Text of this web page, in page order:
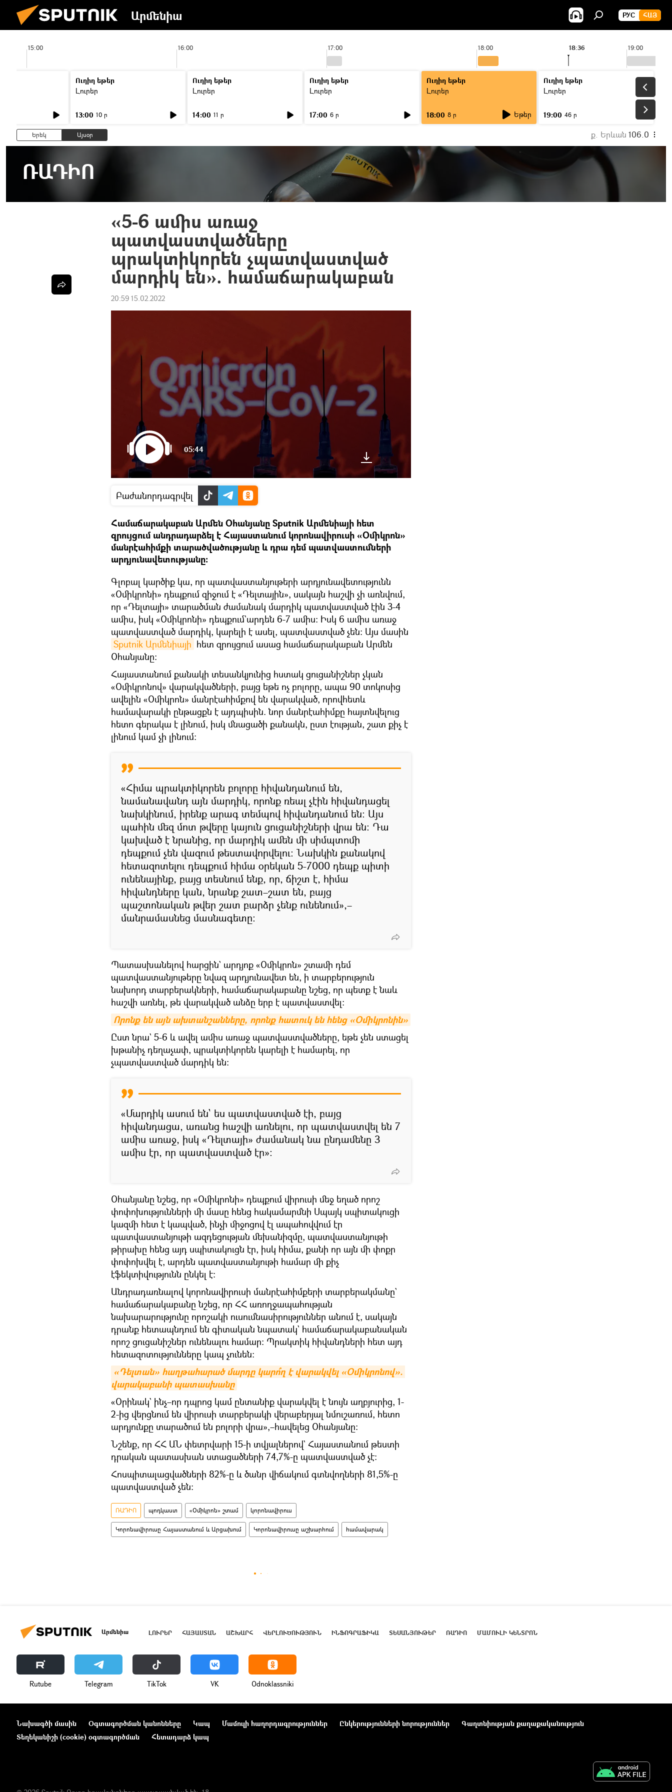
Արմենիա РУС ՀԱՅ
15:00 16:00 17:00 18:00 19:00
18:36
Ուղիղ եթեր
Լուրեր
13:00 10 ր
Ուղիղ եթեր
Լուրեր
14:00 11 ր
Ուղիղ եթեր
Լուրեր
17:00 6 ր
Ուղիղ եթեր
Լուրեր
18:00 8 ր Եթեր
Ուղիղ եթեր
Լուրեր
19:00 46 ր
Երեկ Այսօր ք. Երևան 106.0
ՌԱԴԻՈ
«5-6 ամիս առաջ
պատվաստվածները
պրակտիկորեն չպատվաստված
մարդիկ են». համաճարակաբան
20:59 15.02.2022
05:44
Բաժանորդագրվել
Համաճարակաբան Արմեն Օհանյանը Sputnik Արմենիայի հետ
զրույցում անդրադարձել է Հայաստանում կորոնավիրուսի «Օմիկրոն»
մանրէահիմքի տարածվածությանը և դրա դեմ պատվաստումների
արդյունավետությանը։
Գլոբալ կարծիք կա, որ պատվաստանյութերի արդյունավետությունն
«Օմիկրոնի» դեպքում զիջում է «Դելտային», սակայն հաշվի չի առնվում,
որ «Դելտայի» տարածման ժամանակ մարդիկ պատվաստված էին 3-4
ամիս, իսկ «Օմիկրոնի» դեպքում`արդեն 6-7 ամիս։ Իսկ 6 ամիս առաջ
պատվաստված մարդիկ, կարելի է ասել, պատվաստված չեն։ Այս մասին
Sputnik Արմենիայի հետ զրույցում ասաց համաճարակաբան Արմեն
Օհանյանը։
Հայաստանում քանակի տեսանկյունից հստակ ցուցանիշներ չկան
«Օմիկրոնով» վարակվածների, բայց եթե ոչ բոլորը, ապա 90 տոկոսից
ավելին «Օմիկրոն» մանրէահիմքով են վարակված, որովհետև
համավարակի ընթացքն է այդպիսին. նոր մանրէահիմքը հայտնվելուց
հետո գերակա է լինում, իսկ մնացածի քանակն, ըստ էության, շատ քիչ է
լինում կամ չի լինում։
«Հիմա պրակտիկորեն բոլորը հիվանդանում են,
նամանավանդ այն մարդիկ, որոնք ռեալ չէին հիվանդացել
նախկինում, իրենք արագ տեմպով հիվանդանում են։ Այս
պահին մեզ մոտ թվերը կայուն ցուցանիշների վրա են։ Դա
կախված է նրանից, որ մարդիկ ամեն մի սիմպտոմի
դեպքում չեն վազում թեստավորվելու։ Նախկին քանակով
հետազոտելու դեպքում հիմա օրեկան 5-7000 դեպք պիտի
ունենայինք, բայց տեսնում ենք, որ, ճիշտ է, հիմա
հիվանդները կան, նրանք շատ–շատ են, բայց
պաշտոնական թվեր շատ բարձր չենք ունենում»,–
մանրամասնեց մասնագետը։
Պատասխանելով հարցին` արդյոք «Օմիկրոն» շտամի դեմ
պատվաստանյութերը նվազ արդյունավետ են, ի տարբերություն
նախորդ տարբերակների, համաճարակաբանը նշեց, որ պետք է նաև
հաշվի առնել, թե վարակված անձը երբ է պատվաստվել։
Որոնք են այն ախտանշանները, որոնք հատուկ են հենց «Օմիկրոնին»
Ըստ նրա` 5-6 և ավել ամիս առաջ պատվաստվածները, եթե չեն ստացել
խթանիչ դեղաչափ, պրակտիկորեն կարելի է համարել, որ
չպատվաստված մարդիկ են։
«Մարդիկ ասում են` ես պատվաստված էի, բայց
հիվանդացա, առանց հաշվի առնելու, որ պատվաստվել են 7
ամիս առաջ, իսկ «Դելտայի» ժամանակ նա ընդամենը 3
ամիս էր, որ պատվաստված էր»։
Օհանյանը նշեց, որ «Օմիկրոնի» դեպքում վիրուսի մեջ եղած որոշ
փոփոխությունների մի մասը հենց հակամարմնի Սպայկ սպիտակուցի
կազմի հետ է կապված, ինչի միջոցով էլ ապահովվում էր
պատվաստանյութի ազդեցության մեխանիզմը, պատվաստանյութի
թիրախը հենց այդ սպիտակուցն էր, իսկ հիմա, քանի որ այն մի փոքր
փոփոխվել է, արդեն պատվաստանյութի համար մի քիչ
էֆեկտիվությունն ընկել է։
Անդրադառնալով կորոնավիրուսի մանրէահիմքերի տարբերակմանը`
համաճարակաբանը նշեց, որ ՀՀ առողջապահության
նախարարությունը որոշակի ուսումնասիրություններ անում է, սակայն
դրանք հետապնդում են գիտական նպատակ` համաճարակաբանական
որոշ ցուցանիշներ ունենալու համար։ Պրակտիկ հիվանդների հետ այդ
հետազոտությունները կապ չունեն։
«Դելտան» հաղթահարած մարդը կարո՞ղ է վարակվել «Օմիկրոնով».
վարակաբանի պատասխանը
«Օրինակ` ինչ–որ դպրոց կամ ընտանիք վարակվել է նույն աղբյուրից, 1-
2-ից վերցնում են վիրուսի տարբերակի վերաբերյալ նմուշառում, հետո
արդյունքը տարածում են բոլորի վրա»,–հավելեց Օհանյանը։
Նշենք, որ ՀՀ ԱՆ փետրվարի 15-ի տվյալներով` Հայաստանում թեստի
դրական պատասխան ստացածների 74,7%-ը պատվաստված չէ։
Հոսպիտալացվածների 82%-ը և ծանր վիճակում գտնվողների 81,5%-ը
պատվաստված չեն։
ՌԱԴԻՈ պոդկաստ «Օմիկրոն» շտամ կորոնավիրուս
Կորոնավիրուսը Հայաստանում և Արցախում Կորոնավիրուսը աշխարհում համավարակ
Արմենիա ԼՈՒՐԵՐ ՀԱՅԱՍՏԱՆ ԱՇԽԱՐՀ ՎԵՐԼՈՒԾՈՒԹՅՈՒՆ ԻՆՖՈԳՐԱՖԻԿԱ ՏԵՍԱՆՅՈՒԹԵՐ ՌԱԴԻՈ ՄԱՄՈՒԼԻ ԿԵՆՏՐՈՆ
Rutube Telegram ТikТоk VK Odnoklassniki
Նախագծի մասին Օգտագործման կանոնները Կապ Մամուլի հաղորդագրություններ Ընկերությունների նորություններ
Գաղտնիության քաղաքականություն
Տեղեկանիշի (cookie) օգտագործման
Հետադարձ կապ